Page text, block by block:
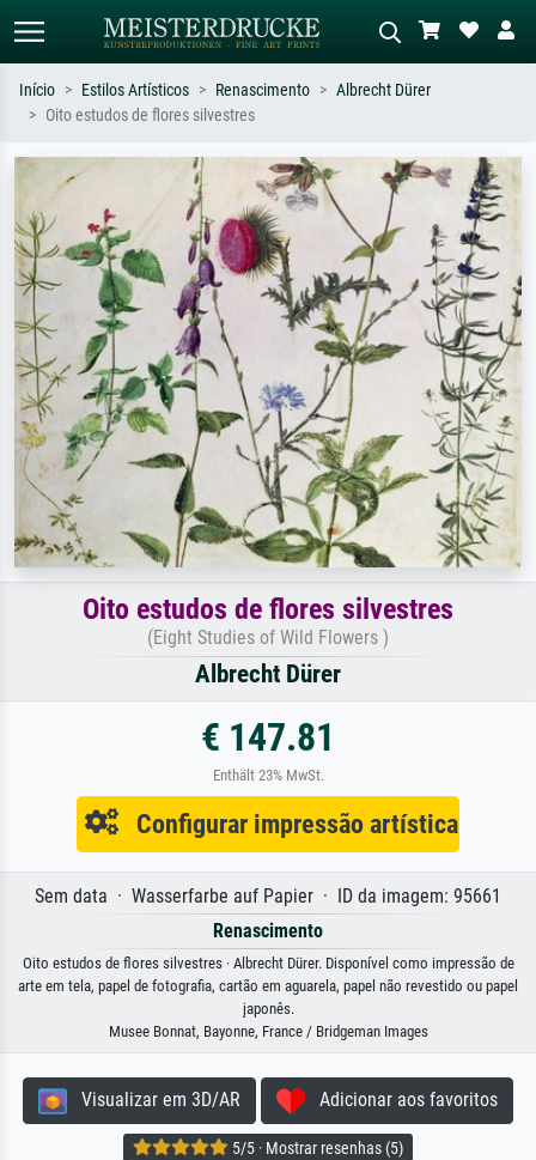
Pesquise por artista, título ou estilo –
ex: Monet, Noite Estrelada,
impressionismo, onda de Hokusai, nu.
Descreva a cena – ex: prado verde,
abstrato com muito vermelho, pintura
a óleo escura, nu em pé ao lado de
uma árvore.
Início Estilos Artísticos Renascimento
Albrecht Dürer
Oito estudos de flores silvestres
Oito estudos de flores silvestres
(Eight Studies of Wild Flowers )
Albrecht Dürer
€ 147.81
Enthält 23% MwSt.
Configurar impressão artística
Sem data · Wasserfarbe auf Papier · ID da imagem: 95661
Renascimento
Oito estudos de flores silvestres · Albrecht Dürer. Disponível como impressão de
arte em tela, papel de fotografia, cartão em aguarela, papel não revestido ou papel
japonês.
Musee Bonnat, Bayonne, France / Bridgeman Images
Visualizar em 3D/AR Adicionar aos favoritos
5/5 · Mostrar resenhas (5)